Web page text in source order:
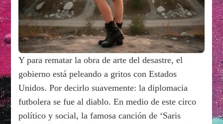
Y para rematar la obra de arte del desastre, el
gobierno está peleando a gritos con Estados
Unidos. Por decirlo suavemente: la diplomacia
futbolera se fue al diablo. En medio de este circo
político y social, la famosa canción de ‘Saris